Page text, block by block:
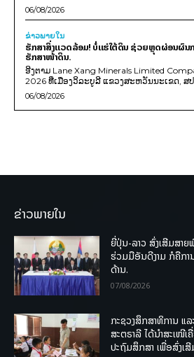
06/08/2026
ຂ່າວພາຍ​ໃນ
ຮັກສາສິ່ງແວດລ້ອມ! ບໍ່ແຮ່ໃຕ້ດິນ ຊ່ວຍຫຼຸດຜ່ອນຜົ
ຮັກສາໜ້າດິນ.
ອີງຕາມ Lane Xang Minerals Limited
2026 ທີ່ເມືອງວິລະບູລີ ແຂວງສະຫວັນນະເຂດ, ສປ
06/08/2026
ຂ່າວພາຍໃນ
ຍີ່ປຸ່ນ-ລາວ ສົ່ງເສີມສາ
ຮ່ວມມືອັນດີງາມ ກໍຄືກາ
ດ້ານ.
07/08/2026
ກະຊວງສຶກສາທິການ ແ
ສະຕຣາລີ ໄດ້ນຳສະເໜີເ
ປະຖົມສຶກສາ ເພື່ອສົ່ງເ